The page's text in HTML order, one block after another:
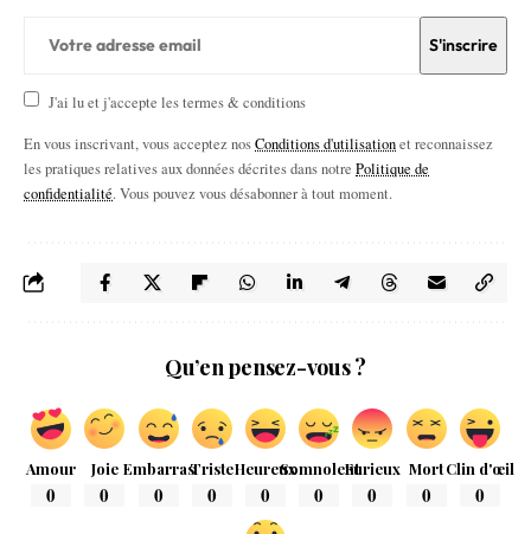
J'ai lu et j'accepte les termes & conditions
En vous inscrivant, vous acceptez nosConditions d'utilisationet reconnaissez
les pratiques relatives aux données décrites dans notre Politique de
confidentialité. Vous pouvez vous désabonner à tout moment.
Qu’en pensez-vous ?
Amour
0
Joie
0
Embarras
0
Triste
0
Heureux
0
Somnolent
0
Furieux
0
Mort
0
Clin d'œil
0